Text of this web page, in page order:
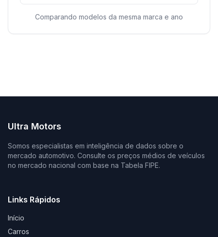
Comparando modelos da mesma marca e ano
Ultra Motors
Somos especialistas em inteligência de dados sobre o
mercado automotivo. Consulte os preços médios de veículos
no mercado nacional com base na Tabela FIPE.
Links Rápidos
Início
Carros